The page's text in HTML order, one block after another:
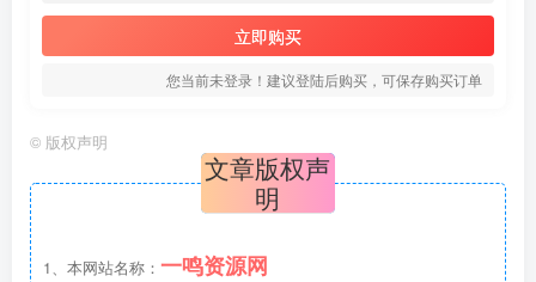
立即购买
您当前未登录！建议登陆后购买，可保存购买订单
© 版权声明
文章版权声
明
1、本网站名称： 一鸣资源网